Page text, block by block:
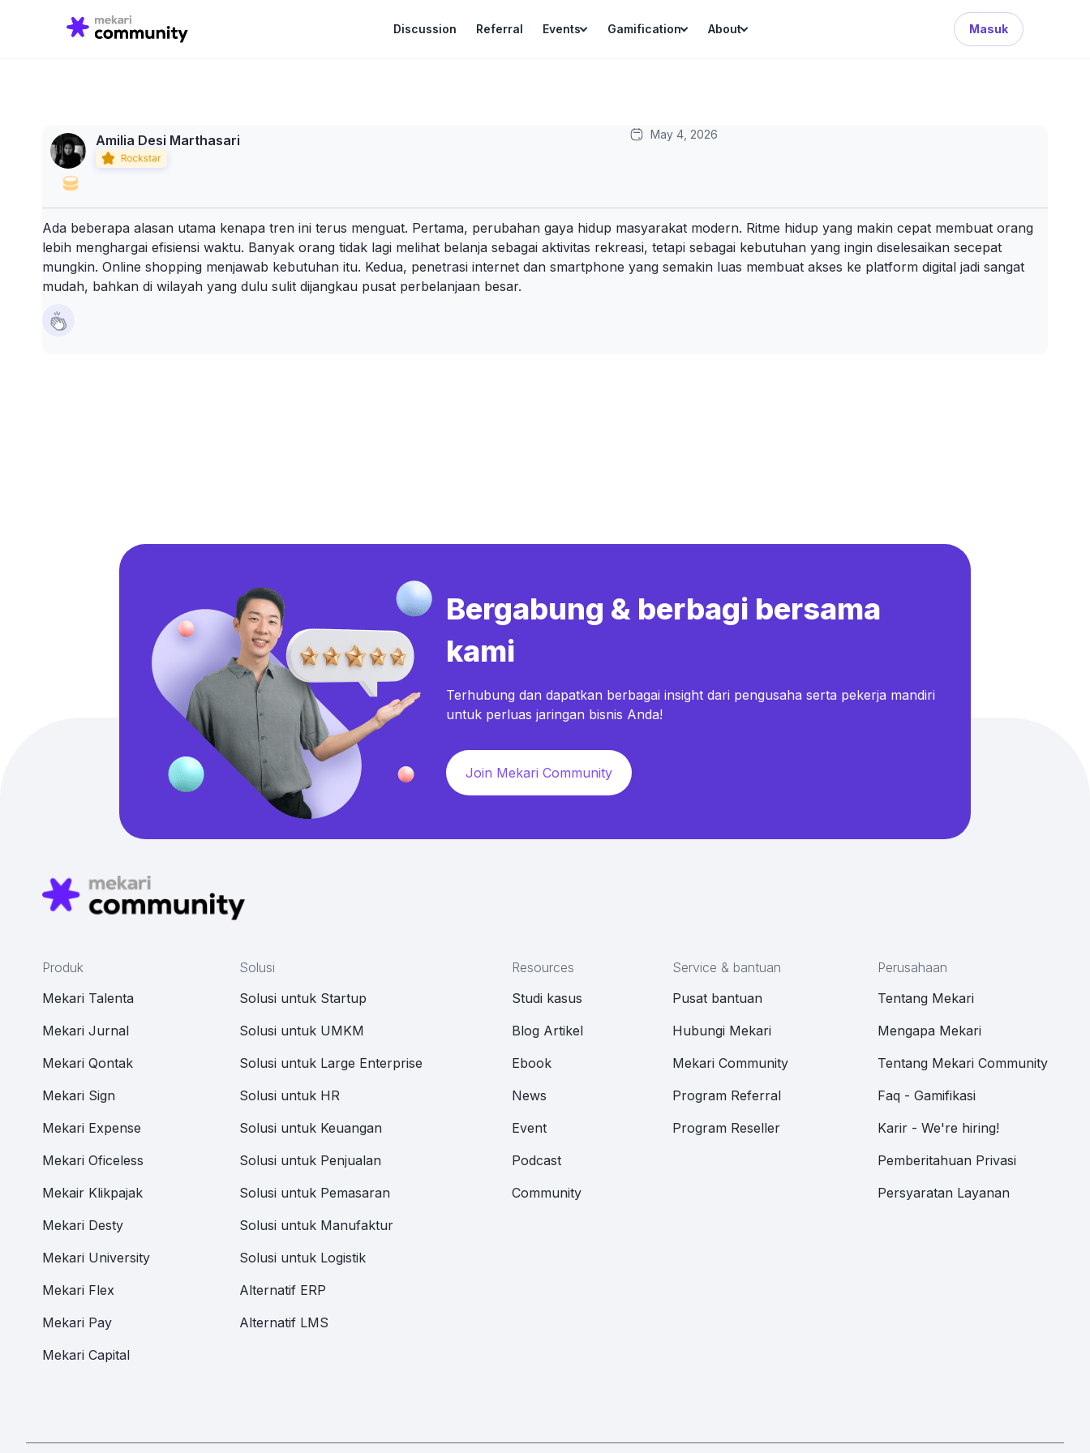
Discussion Referral Events Gamification About Masuk
for:
Search Button
Amilia Desi Marthasari May 4, 2026
Ada beberapa alasan utama kenapa tren ini terus menguat. Pertama, perubahan gaya hidup masyarakat modern. Ritme hidup yang makin cepat membuat orang
lebih menghargai efisiensi waktu. Banyak orang tidak lagi melihat belanja sebagai aktivitas rekreasi, tetapi sebagai kebutuhan yang ingin diselesaikan secepat
mungkin. Online shopping menjawab kebutuhan itu. Kedua, penetrasi internet dan smartphone yang semakin luas membuat akses ke platform digital jadi sangat
mudah, bahkan di wilayah yang dulu sulit dijangkau pusat perbelanjaan besar.
Bergabung & berbagi bersama
kami
Terhubung dan dapatkan berbagai insight dari pengusaha serta pekerja mandiri
untuk perluas jaringan bisnis Anda!
Join Mekari Community
Produk
Mekari Talenta
Mekari Jurnal
Mekari Qontak
Mekari Sign
Mekari Expense
Mekari Oficeless
Mekair Klikpajak
Mekari Desty
Mekari University
Mekari Flex
Mekari Pay
Mekari Capital
Solusi
Solusi untuk Startup
Solusi untuk UMKM
Solusi untuk Large Enterprise
Solusi untuk HR
Solusi untuk Keuangan
Solusi untuk Penjualan
Solusi untuk Pemasaran
Solusi untuk Manufaktur
Solusi untuk Logistik
Alternatif ERP
Alternatif LMS
Resources
Studi kasus
Blog Artikel
Ebook
News
Event
Podcast
Community
Service & bantuan
Pusat bantuan
Hubungi Mekari
Mekari Community
Program Referral
Program Reseller
Perusahaan
Tentang Mekari
Mengapa Mekari
Tentang Mekari Community
Faq - Gamifikasi
Karir - We're hiring!
Pemberitahuan Privasi
Persyaratan Layanan